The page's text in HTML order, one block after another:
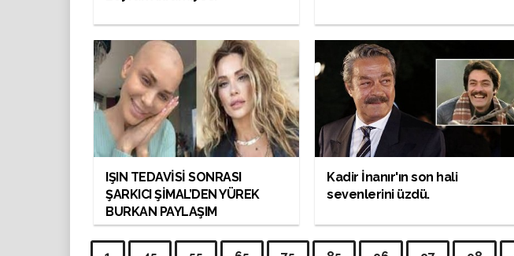
IŞIN TEDAVİSİ SONRASI
ŞARKICI ŞİMAL’DEN YÜREK
BURKAN PAYLAŞIM
Kadir İnanır'ın son hali
sevenlerini üzdü.